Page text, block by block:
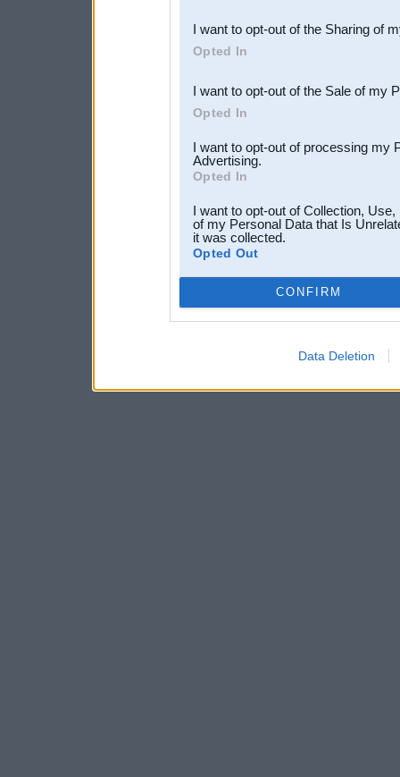
Downstream Participants
third parties.
I want to opt-out of the Sharing of
Opted In
I want to opt-out of the Sale of my
Opted In
I want to opt-out of processing my
Advertising.
Opted In
I want to opt-out of Collection,
of my Personal Data that Is
it was collected.
Opted Out
CONFIRM
Data Deletion